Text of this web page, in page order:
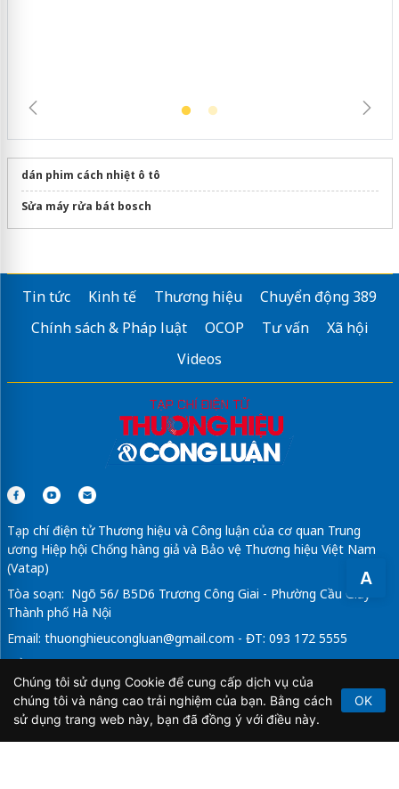
A
dán phim cách nhiệt ô tô
Sửa máy rửa bát bosch
Tin tức Kinh tế Thương hiệu
Chuyển động 389
Chính sách & Pháp luật
OCOP Tư vấn
Xã hội
Videos
Tạp chí điện tử Thương hiệu và Công luận của cơ quan Trung
ương Hiệp hội Chống hàng giả và Bảo vệ Thương hiệu Việt Nam
(Vatap)
Tòa soạn: Ngõ 56/ B5D6 Trương Công Giai - Phường Cầu Giấy -
Thành phố Hà Nội
Email: thuonghieucongluan@gmail.com - ĐT: 093 172 5555
Tổng Biên Tập: Vũ Đức Thuận
Giấy phép hoạt động báo chí điện tử số 64/GP-BTTTT do Bộ
Thông tin và Truyền thông cấp ngày 21/2/2020.
Chúng tôi sử dụng Cookie để cung cấp dịch vụ của
chúng tôi và nâng cao trải nghiệm của bạn. Bằng cách
sử dụng trang web này, bạn đã đồng ý với điều này.
OK